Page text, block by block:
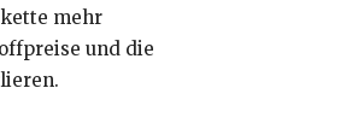
mehr
und die